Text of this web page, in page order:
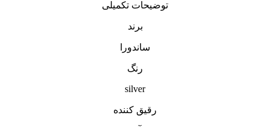
توضیحات تکمیلی
برند
ساندورا
رنگ
silver
رقیق کننده